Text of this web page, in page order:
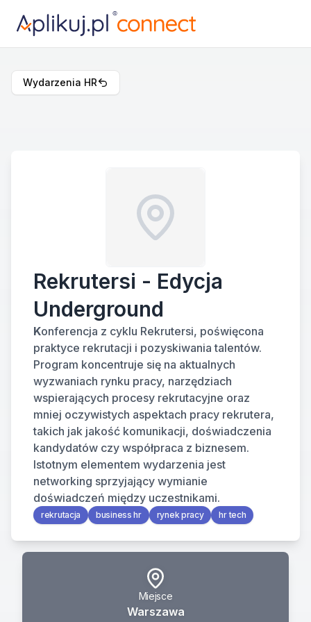
Wydarzenia HR
Rekrutersi - Edycja
Underground
Konferencja z cyklu Rekrutersi, poświęcona
praktyce rekrutacji i pozyskiwania talentów.
Program koncentruje się na aktualnych
wyzwaniach rynku pracy, narzędziach
wspierających procesy rekrutacyjne oraz
mniej oczywistych aspektach pracy rekrutera,
takich jak jakość komunikacji, doświadczenia
kandydatów czy współpraca z biznesem.
Istotnym elementem wydarzenia jest
networking sprzyjający wymianie
doświadczeń między uczestnikami.
rekrutacja business hr rynek pracy hr tech
Miejsce
Warszawa